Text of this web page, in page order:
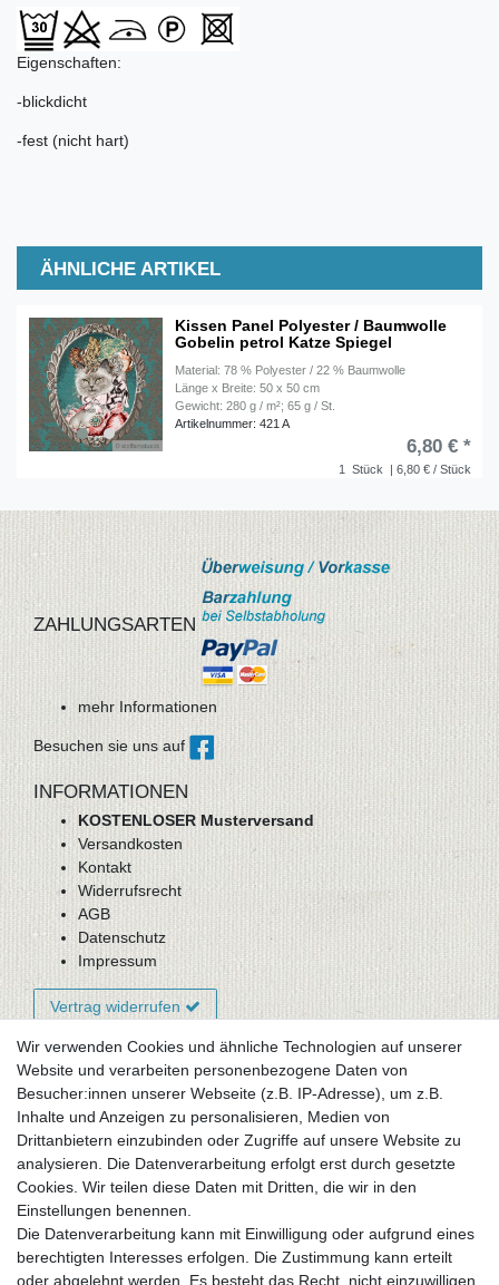
Eigenschaften:
-blickdicht
-fest (nicht hart)
ÄHNLICHE ARTIKEL
Kissen Panel Polyester / Baumwolle
Gobelin petrol Katze Spiegel
Material: 78 % Polyester / 22 % Baumwolle
Länge x Breite: 50 x 50 cm
Gewicht: 280 g / m²; 65 g / St.
Artikelnummer: 421 A
1 Stück | 6,80 € / Stück
6,80 € *
ZAHLUNGSARTEN
mehr Informationen
Besuchen sie uns auf
INFORMATIONEN
KOSTENLOSER Musterversand
Versandkosten
Kontakt
Widerrufsrecht
AGB
Datenschutz
Impressum
Vertrag widerrufen
Newsletter-Anmeldung
FAQ / Fragen
Mein Warenkorb
Mein Merkzettel
Mein Konto
UNSER LADENGESCHÄFT
Gottlieb-Daimler-Str. 10
33334 Gütersloh
Wir verwenden Cookies und ähnliche Technologien auf unserer
Website und verarbeiten personenbezogene Daten von
Besucher:innen unserer Webseite (z.B. IP-Adresse), um z.B.
Inhalte und Anzeigen zu personalisieren, Medien von
Drittanbietern einzubinden oder Zugriffe auf unsere Website zu
analysieren. Die Datenverarbeitung erfolgt erst durch gesetzte
Cookies. Wir teilen diese Daten mit Dritten, die wir in den
Einstellungen benennen.
Die Datenverarbeitung kann mit Einwilligung oder aufgrund eines
berechtigten Interesses erfolgen. Die Zustimmung kann erteilt
oder abgelehnt werden. Es besteht das Recht, nicht einzuwilligen